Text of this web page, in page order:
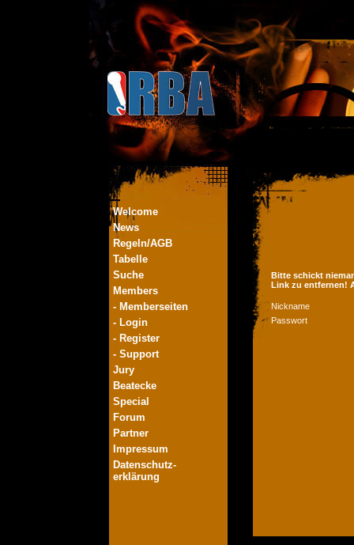
Welcome
News
Regeln/AGB
Tabelle
Suche
Members
- Memberseiten
- Login
- Register
- Support
Jury
Beatecke
Special
Forum
Partner
Impressum
Datenschutz-
erklärung
Bitte schickt
Link zu entfernen!
Nickname
Passwort